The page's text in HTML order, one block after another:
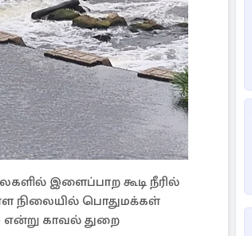
இளைப்பாற கூடி நீரில்
நிலையில் பொதுமக்கள்
என்று காவல் துறை